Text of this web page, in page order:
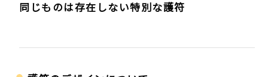
同じものは存在しない特別な護符